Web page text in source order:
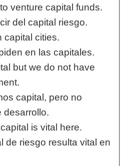
venture capital funds.
del capital riesgo.
capital cities.
en las capitales.
but we do not have
capital, pero no
desarrollo.
is vital here.
de riesgo resulta vital en